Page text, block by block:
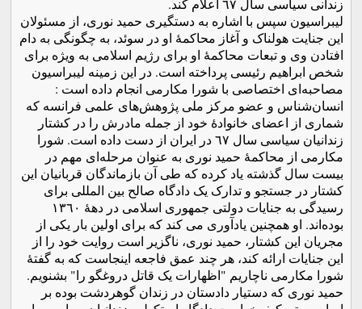
زندانی سیاسی سال ٦٧ اعلام کند.
لیبراسیون سپس با اشاره به دستگیری حمید نوری، از مسئولان
این جنایت هولناک و آغاز محاکمۀ او در سوئد، به چگونگی به دام
افتادن وی و تبعات محاکمۀ او برای رژیم اسلامی به ویژه برای
شخص ابراهیم رئیسی پرداخته است. در این زمینه لیبراسیون
مصاحبه‌ای اختصاصی با شورا مکارمی انجام داده است :
انسان‌شناس و عضو مرکز ملی پژوهش‌های علمی فرانسه که
شماری از اعضای خانوادۀ خود از جمله مادرش را در کشتار
زندانیان سیاسی سال ٦٧ در ایران از دست داده است. شورا
مکارمی از محاکمۀ حمید نوری به عنوان مرحله‌ای مهم در
بیست سال گذشته یاد کرده که طی آن بازماندگان قربانیان این
کشتار در جستجو و تدارک یک دادگاه صالح بین المللی برای
رسیدگی به جنایات دولتی جمهوری اسلامی در دهۀ ١٣٦٠
بوده‌اند. او همچنین یادآوری می کند که برای اولین بار یکی از
مجریان این کشتار، حمید نوری، ناگزیر است روایت خود را از
این جنایات ارائه کند، هر چند عمق فاجعه اینجاست که به گفتۀ
شورا مکارمی ناچاریم "اظهارات یک قاتل دروغگو را" بشنویم.
حمید نوری که دستیار دادستان در زندان گوهردشت بوده بر